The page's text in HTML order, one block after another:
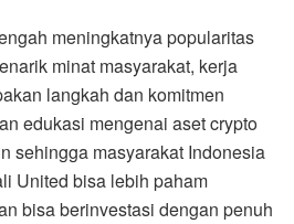
meningkatnya popularitas
minat masyarakat, kerja
langkah dan komitmen
edukasi mengenai aset crypto
sehingga masyarakat Indonesia
United bisa lebih paham
bisa berinvestasi dengan penuh